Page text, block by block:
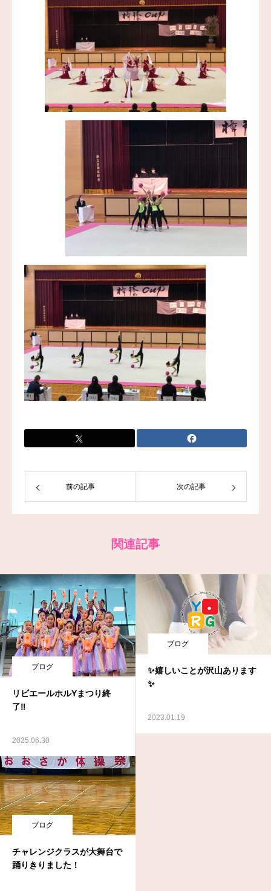
前の記事 次の記事
関連記事
ブログ
リビエールホルYまつり終
了‼
2025.06.30
ブログ
✨嬉しいことが沢山あります
✨
2023.01.19
ブログ
チャレンジクラスが大舞台で
踊りきりました！